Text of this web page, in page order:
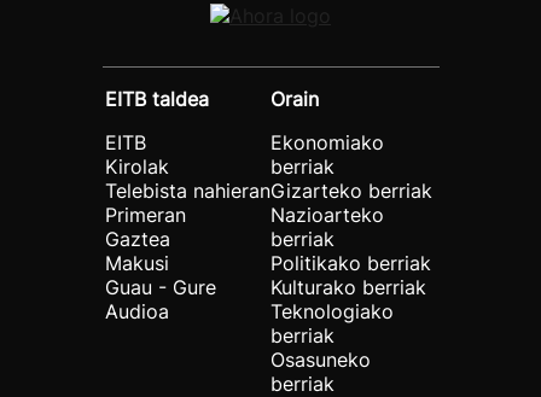
EITB taldea
EITB
Kirolak
Telebista nahieran
Primeran
Gaztea
Makusi
Guau - Gure
Audioa
Orain
Ekonomiako
berriak
Gizarteko berriak
Nazioarteko
berriak
Politikako berriak
Kulturako berriak
Teknologiako
berriak
Osasuneko
berriak